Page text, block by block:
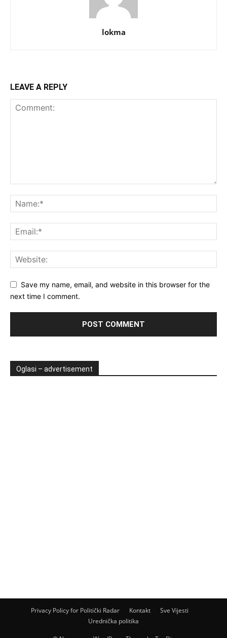
lokma
LEAVE A REPLY
Save my name, email, and website in this browser for the
next time I comment.
Oglasi – advertisement
Privacy Policy for Politički Radar Kontakt
Sve Vijesti
Urednička politika